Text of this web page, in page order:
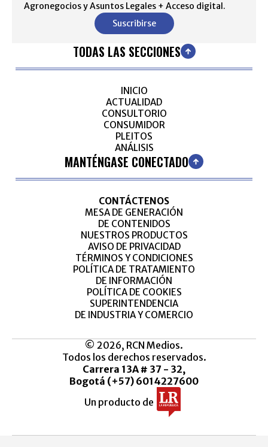
Agronegocios y Asuntos Legales + Acceso digital.
Suscribirse
TODAS LAS SECCIONES
INICIO
ACTUALIDAD
CONSULTORIO
CONSUMIDOR
PLEITOS
ANÁLISIS
MANTÉNGASE CONECTADO
CONTÁCTENOS
MESA DE GENERACIÓN
DE CONTENIDOS
NUESTROS PRODUCTOS
AVISO DE PRIVACIDAD
TÉRMINOS Y CONDICIONES
POLÍTICA DE TRATAMIENTO
DE INFORMACIÓN
POLÍTICA DE COOKIES
SUPERINTENDENCIA
DE INDUSTRIA Y COMERCIO
© 2026, RCN Medios.
Todos los derechos reservados.
Carrera 13A # 37 - 32,
Bogotá (+57) 6014227600
Un producto de